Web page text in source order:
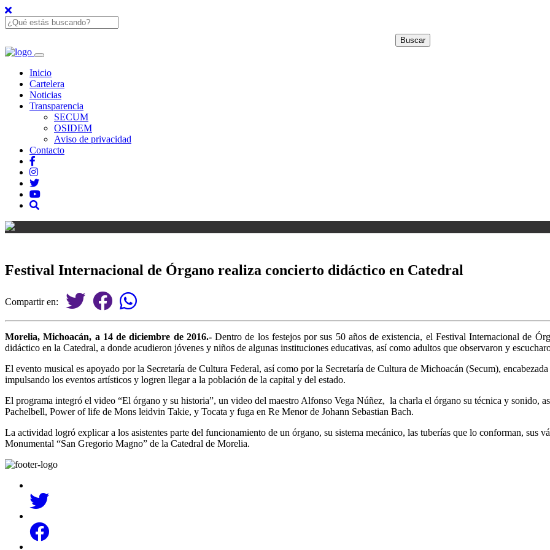
Inicio
Cartelera
Noticias
Transparencia
SECUM
OSIDEM
Aviso de privacidad
Contacto
Festival Internacional de Órgano realiza concierto didáctico en Catedral
Compartir en:
Morelia, Michoacán, a 14 de diciembre de 2016.-Dentro de los festejos por sus 50 años de existencia, el Festival Internacional de
didáctico en la Catedral, a donde acudieron jóvenes y niños de algunas instituciones educativas, así como adultos que observaron y
El evento musical es apoyado por la Secretaría de Cultura Federal, así como por la Secretaría de Cultura de Michoacán (Secum),
impulsando los eventos artísticos y logren llegar a la población de la capital y del estado.
El programa integró el video “El órgano y su historia”, un video del maestro Alfonso Vega Núñez, la charla el órgano su técnica y sonido,
Pachelbell, Power of life de Mons leidvin Takie, y Tocata y fuga en Re Menor de Johann Sebastian Bach.
La actividad logró explicar a los asistentes parte del funcionamiento de un órgano, su sistema mecánico, las tuberías que lo conforman, sus
Monumental “San Gregorio Magno” de la Catedral de Morelia.